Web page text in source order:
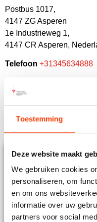
Toestemming
Deze website maakt
We gebruiken cookies
personaliseren, om
en om ons
informatie over uw
partners voor social
Postbus 1017,
4147 ZG Asperen
1e Industrieweg 1,
4147 CR Asperen,
Telefoon +31345634888
DIRECT
Voor wie is de
Uw naam